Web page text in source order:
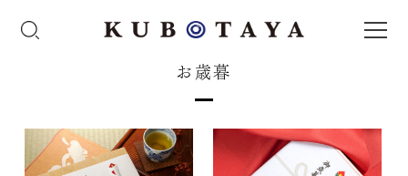
お歳暮